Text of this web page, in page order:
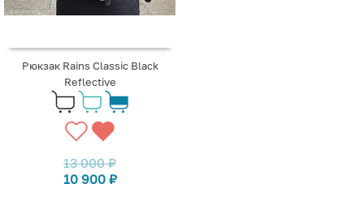
Рюкзак Rains Classic Black
Reflective
13 000₽
10 900 ₽